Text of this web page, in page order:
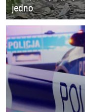
jedno